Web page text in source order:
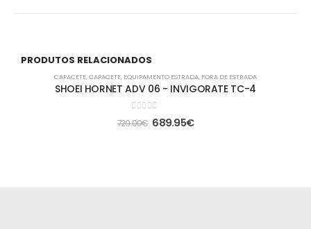
PRODUTOS RELACIONADOS
CAPACETE,CAPACETE, EQUIPAMENTO ESTRADA, FORA DE ESTRADA
SHOEI HORNET ADV 06 - INVIGORATE TC-4
0out of 5
729.00€ 689.95€